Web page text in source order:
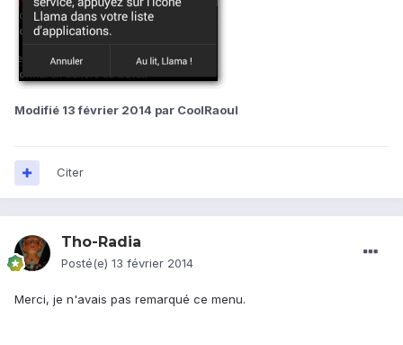
Modifié 13 février 2014 par CoolRaoul
Citer
Tho-Radia
Posté(e) 13 février 2014
Merci, je n'avais pas remarqué ce menu.